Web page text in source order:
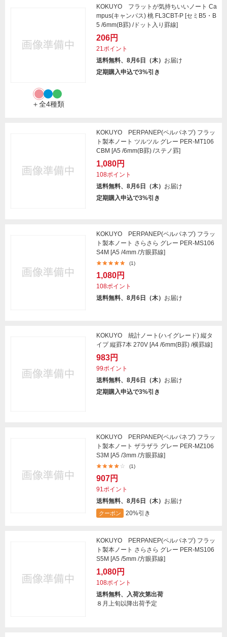
＋全4種類
KOKUYO フラットが気持ちいいノート Ca
mpus(キャンパス) 桃 FL3CBT-P [セミB5・B
5 /6mm(B罫) /ドット入り罫線]
206円
21ポイント
送料無料、8月6日（木） お届け
定期購入申込で3%引き
KOKUYO PERPANEP(ペルパネプ) フラッ
ト製本ノート ツルツル グレー PER-MT106
CBM [A5 /6mm(B罫) /ステノ罫]
1,080円
108ポイント
送料無料、8月6日（木） お届け
定期購入申込で3%引き
KOKUYO PERPANEP(ペルパネプ) フラッ
ト製本ノート さらさら グレー PER-MS106
S4M [A5 /4mm /方眼罫線]
(1)
1,080円
108ポイント
送料無料、8月6日（木） お届け
KOKUYO 統計ノート(ハイグレード) 縦タ
イプ 縦罫7本 270V [A4 /6mm(B罫) /横罫線]
983円
99ポイント
送料無料、8月6日（木） お届け
定期購入申込で3%引き
KOKUYO PERPANEP(ペルパネプ) フラッ
ト製本ノート ザラザラ グレー PER-MZ106
S3M [A5 /3mm /方眼罫線]
(1)
907円
91ポイント
送料無料、8月6日（木） お届け
クーポン 20%引き
KOKUYO PERPANEP(ペルパネプ) フラッ
ト製本ノート さらさら グレー PER-MS106
S5M [A5 /5mm /方眼罫線]
1,080円
108ポイント
送料無料、入荷次第出荷
８月上旬以降出荷予定